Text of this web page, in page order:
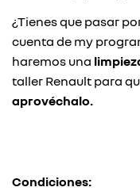
¿Tienes que pasar
cuenta de my
haremos una
taller Renault para
aprovéchalo.
Condiciones: